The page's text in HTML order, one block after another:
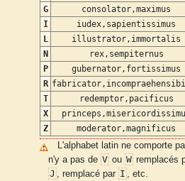
G
consolator,maximus
I
iudex,sapientissimus
L
illustrator,immortalis
N
rex,sempiternus
P
gubernator,fortissimus
R
T
redemptor,pacificus
X
Z
moderator,magnificus
L'alphabet latin ne comporte
n'y a pas de V ou W remplacés
J , remplacé par I , etc.